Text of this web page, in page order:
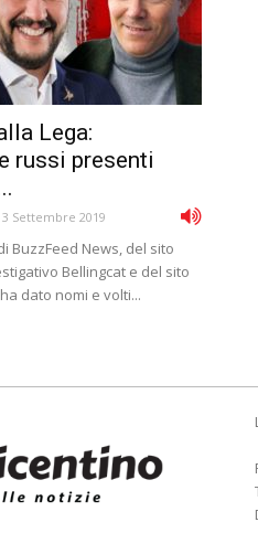
Lega:
russi presenti
3 Settembre 2019
BuzzFeed News, del sito
Bellingcat e del sito
dato nomi e volti...